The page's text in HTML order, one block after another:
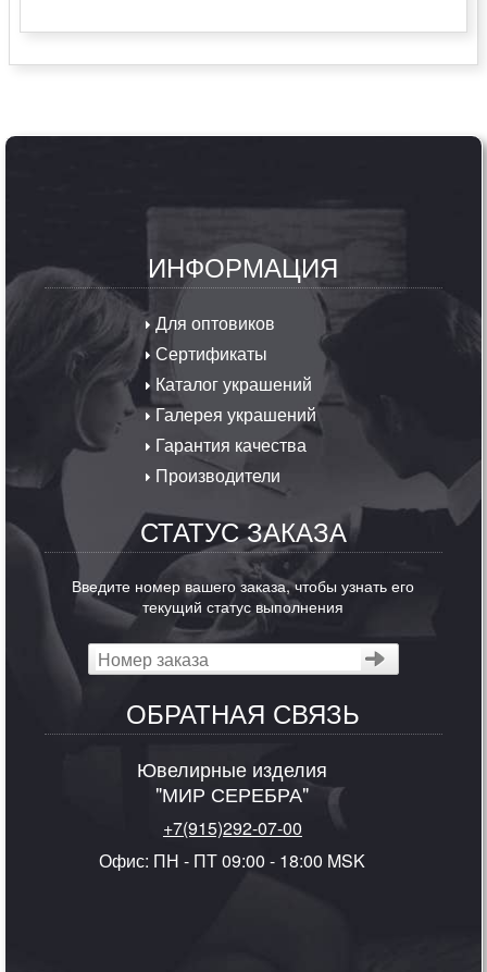
ИНФОРМАЦИЯ
Для оптовиков
Сертификаты
Каталог украшений
Галерея украшений
Гарантия качества
Производители
СТАТУС ЗАКАЗА
Введите номер вашего заказа, чтобы узнать его
текущий статус выполнения
ОБРАТНАЯ СВЯЗЬ
Ювелирные изделия
"МИР СЕРЕБРА"
+7(915)292-07-00
Офис: ПН - ПТ 09:00 - 18:00 MSK